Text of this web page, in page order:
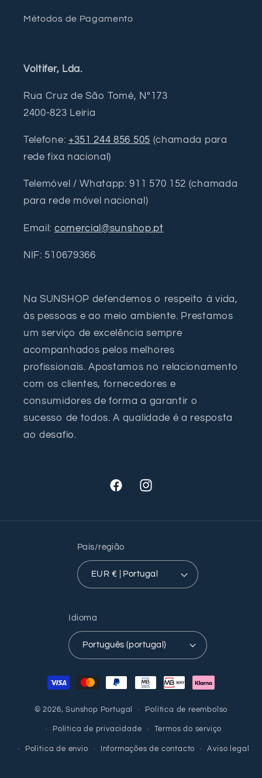
Métodos de Pagamento
Voltifer, Lda.
Rua Cruz de São Tomé, Nº173
2400-823 Leiria
Telefone: +351 244 856 505 (chamada para
rede fixa nacional)
Telemóvel / Whatapp: 911 570 152 (chamada
para rede móvel nacional)
Email: comercial@sunshop.pt
NIF: 510679366
Na SUNSHOP defendemos o respeito à vida,
às pessoas e ao meio ambiente. Prestamos
um serviço de excelência sempre
acompanhados pelos melhores
profissionais. Apostamos no relacionamento
com os clientes, fornecedores e
consumidores de forma a garantir o
sucesso de todos. A qualidade é a resposta
ao desafio.
FacebookInstagram
País/região
EUR € | Portugal
Idioma
Português (portugal)
Métodos
pagamento
© 2026,Sunshop Portugal Política de reembolso
Política de privacidade Termos do serviço
Política de envio Informações de contacto Aviso legal